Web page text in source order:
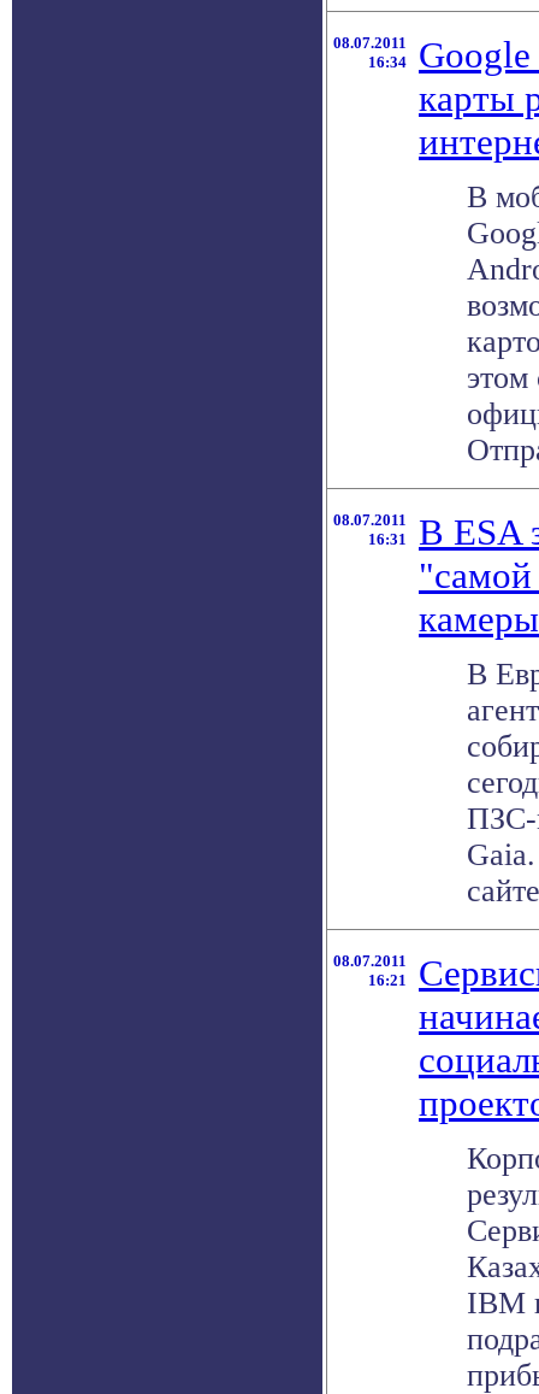
08.07.2011
16:34
карты
В
этом
08.07.2011
16:31
В ESA
В
ПЗС-
08.07.2011
16:21
IBM